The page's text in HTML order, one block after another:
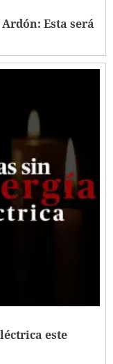
Esta será
este